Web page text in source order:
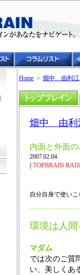
Home ＞ 畑中 由利江
畑中 由利
内面と外面
2007.02.04
[ TOPBRAIN
自分自身で使い
環境は人
マダム
では次のご質
い、美しくあ